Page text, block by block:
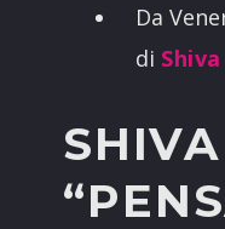
Da
di Shiva